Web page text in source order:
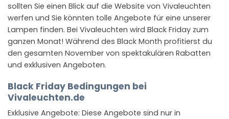
sollten Sie einen Blick auf die Website von Vivaleuchten
werfen und Sie könnten tolle Angebote für eine unserer
Lampen finden. Bei Vivaleuchten wird Black Friday zum
ganzen Monat! Während des Black Month profitierst du
den gesamten November von spektakulären Rabatten
und exklusiven Angeboten.
Black Friday Bedingungen bei
Vivaleuchten.de
Exklusive Angebote: Diese Angebote sind nur in